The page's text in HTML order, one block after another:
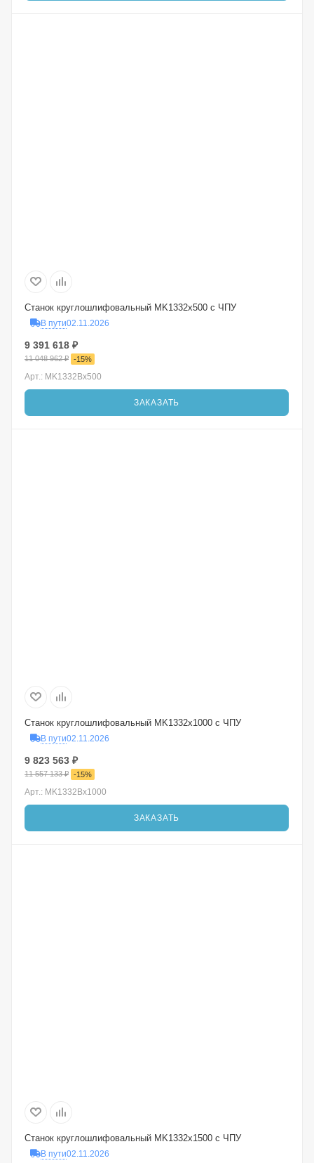
Станок круглошлифовальный MK1332x500 с ЧПУ
В пути02.11.2026
9 391 618 ₽
11 048 962₽ -15%
Арт.: MK1332Bx500
ЗАКАЗАТЬ
Станок круглошлифовальный MK1332x1000 с ЧПУ
В пути02.11.2026
9 823 563 ₽
11 557 133₽ -15%
Арт.: MK1332Bx1000
ЗАКАЗАТЬ
Станок круглошлифовальный MK1332x1500 с ЧПУ
В пути02.11.2026